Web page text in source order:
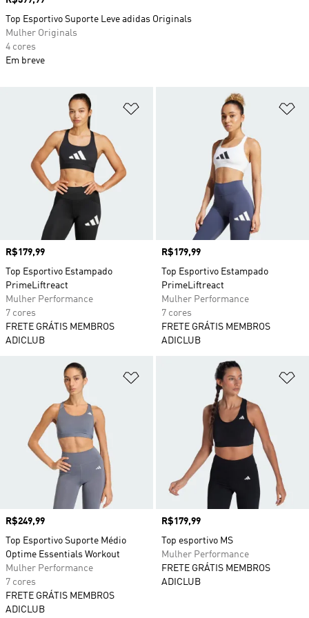
Adicionar à Lista de Desejos
Preço
R$179,99
Top Esportivo Estampado
PrimeLiftreact
Mulher Performance
7 cores
FRETE GRÁTIS MEMBROS
ADICLUB
Preço
R$179,99
Top Esportivo Estampado
PrimeLiftreact
Mulher Performance
7 cores
FRETE GRÁTIS MEMBROS
ADICLUB
Adicionar à Lista de Desejos
Preço
R$249,99
Top Esportivo Suporte Médio
Optime Essentials Workout
Mulher Performance
7 cores
FRETE GRÁTIS MEMBROS
ADICLUB
Preço
R$179,99
Top esportivo MS
Mulher Performance
FRETE GRÁTIS MEMBROS
ADICLUB
Top Esportivo Suporte Leve adidas Originals
Mulher Originals
4 cores
Em breve